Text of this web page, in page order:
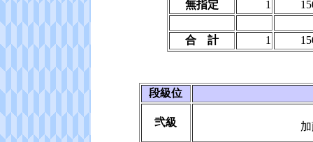
無指定
1
合 計 1
段級位
弐級